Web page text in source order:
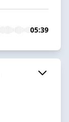
05:39